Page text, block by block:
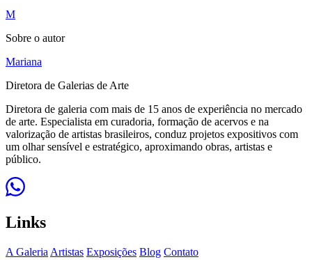
M
Sobre o autor
Mariana
Diretora de Galerias de Arte
Diretora de galeria com mais de 15 anos de experiência no mercado
de arte. Especialista em curadoria, formação de acervos e na
valorização de artistas brasileiros, conduz projetos expositivos com
um olhar sensível e estratégico, aproximando obras, artistas e
público.
Links
A Galeria Artistas Exposições Blog Contato